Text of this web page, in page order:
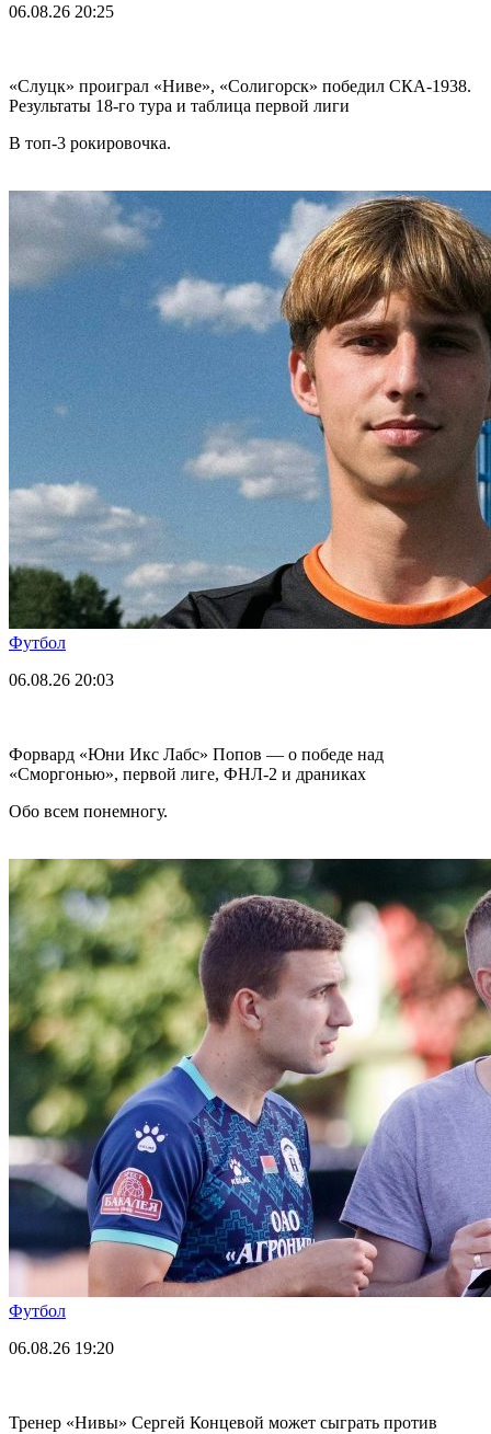
06.08.26 20:25
«Слуцк» проиграл «Ниве», «Солигорск» победил СКА-1938.
Результаты 18-го тура и таблица первой лиги
В топ-3 рокировочка.
Футбол
06.08.26 20:03
Форвард «Юни Икс Лабс» Попов — о победе над
«Сморгонью», первой лиге, ФНЛ-2 и драниках
Обо всем понемногу.
Футбол
06.08.26 19:20
Тренер «Нивы» Сергей Концевой может сыграть против